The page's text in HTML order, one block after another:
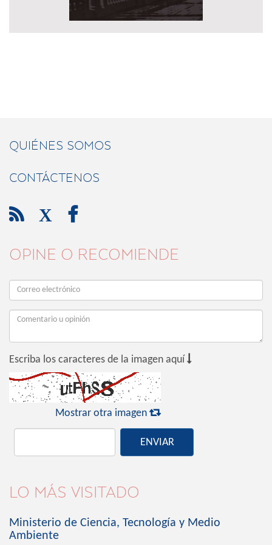
QUIÉNES SOMOS
CONTÁCTENOS
 X 
OPINE O RECOMIENDE
Escriba los caracteres de la imagen aquí 
Mostrar otra imagen 
ENVIAR
LO MÁS VISITADO
Ministerio de Ciencia, Tecnología y Medio
Ambiente